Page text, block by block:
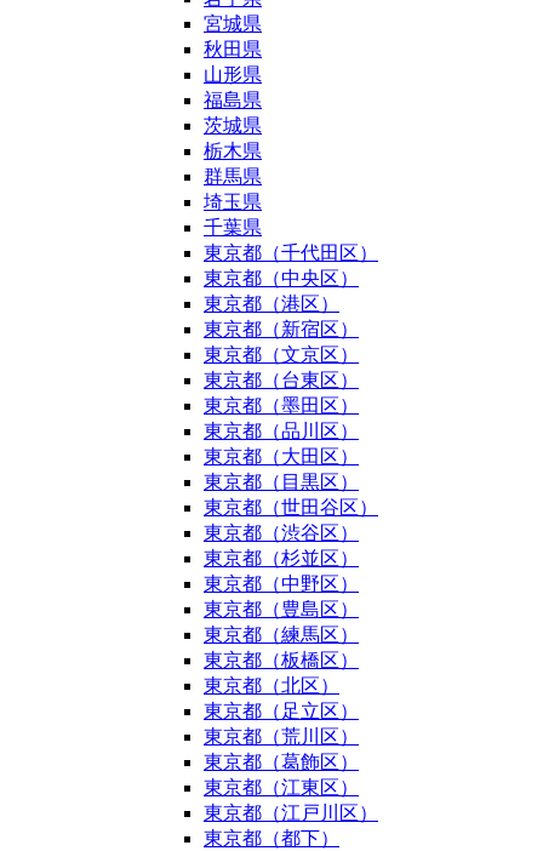
宮城県
秋田県
山形県
福島県
茨城県
栃木県
群馬県
埼玉県
千葉県
東京都（千代田区）
東京都（中央区）
東京都（港区）
東京都（新宿区）
東京都（文京区）
東京都（台東区）
東京都（墨田区）
東京都（品川区）
東京都（大田区）
東京都（目黒区）
東京都（世田谷区）
東京都（渋谷区）
東京都（杉並区）
東京都（中野区）
東京都（豊島区）
東京都（練馬区）
東京都（板橋区）
東京都（北区）
東京都（足立区）
東京都（荒川区）
東京都（葛飾区）
東京都（江東区）
東京都（江戸川区）
東京都（都下）